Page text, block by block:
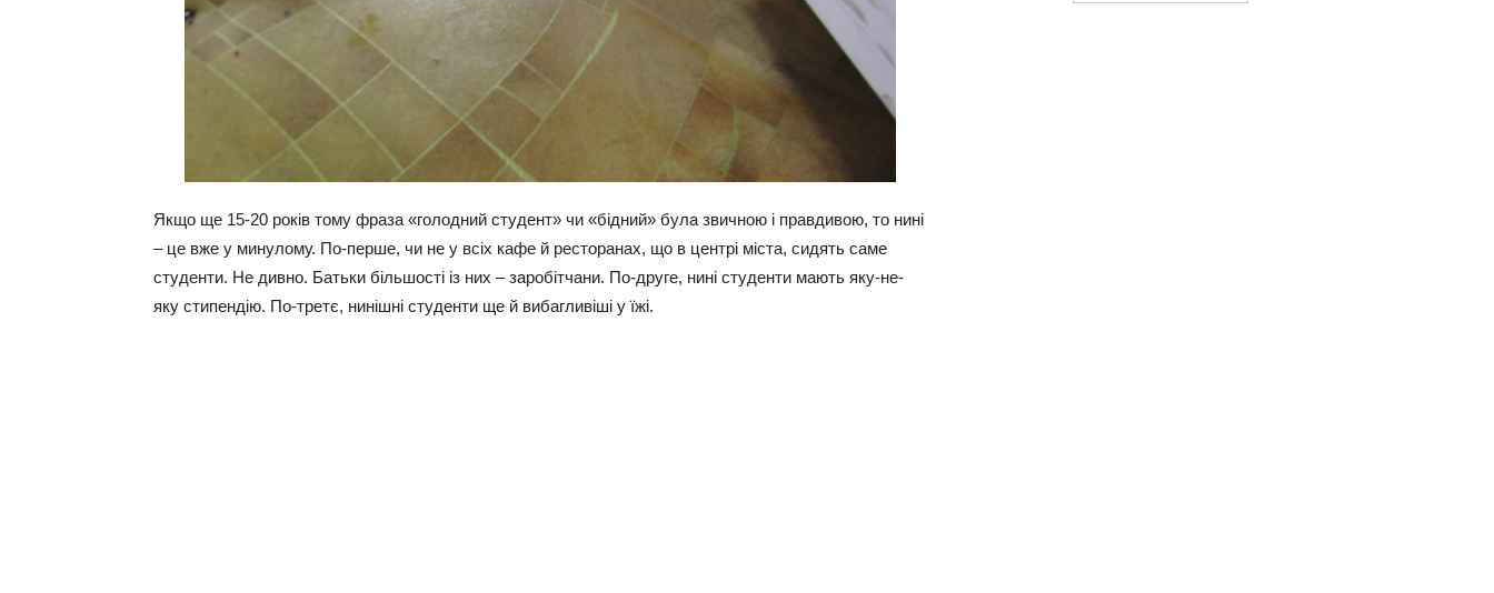
Якщо ще 15-20 років тому фраза «голодний студент» чи «бідний» була звичною і правдивою, то нині
– це вже у минулому. По-перше, чи не у всіх кафе й ресторанах, що в центрі міста, сидять саме
студенти. Не дивно. Батьки більшості із них – заробітчани. По-друге, нині студенти мають яку-не-
яку стипендію. По-третє, нинішні студенти ще й вибагливіші у їжі.